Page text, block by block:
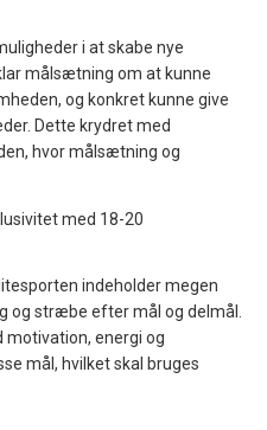
i at skabe nye
målsætning om at kunne
og konkret kunne give
Dette krydret med
hvor målsætning og
med 18-20
indeholder megen
og stræbe efter mål og delmål.
motivation, energi og
mål, hvilket skal bruges